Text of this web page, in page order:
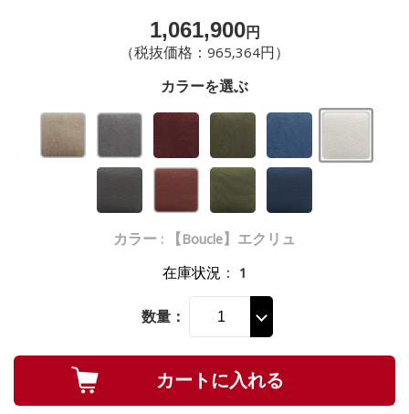
1,061,900円
（税抜価格：965,364円）
カラーを選ぶ
カラー : 【Boucle】エクリュ
在庫状況 ： 1
数量：